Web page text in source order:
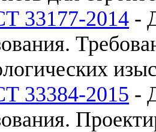
33177-2014 -
33384-2015 -